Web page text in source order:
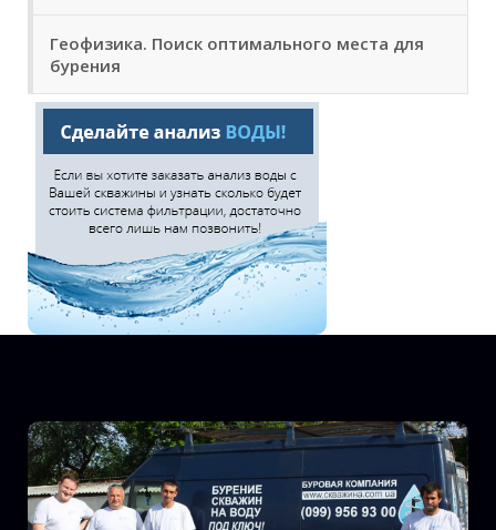
Геофизика. Поиск оптимального места для
бурения